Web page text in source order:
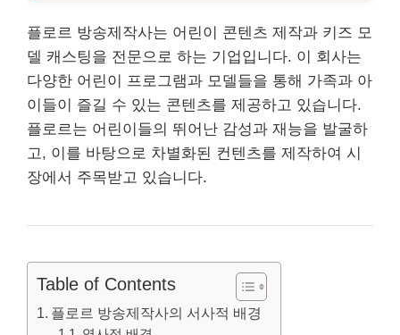
플로르 방송제작사는 어린이 콘텐츠 제작과 키즈 모
델 캐스팅을 전문으로 하는 기업입니다. 이 회사는
다양한 어린이 프로그램과 모델들을 통해 가족과 아
이들이 즐길 수 있는 콘텐츠를 제공하고 있습니다.
플로르는 어린이들의 뛰어난 감성과 재능을 발굴하
고, 이를 바탕으로 차별화된 컨텐츠를 제작하여 시
장에서 주목받고 있습니다.
Table of Contents
플로르 방송제작사의 서사적 배경